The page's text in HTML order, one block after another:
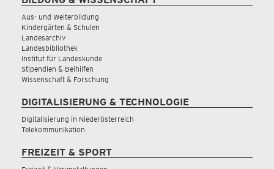
Aus- und Weiterbildung
Kindergärten & Schulen
Landesarchiv
Landesbibliothek
Institut für Landeskunde
Stipendien & Beihilfen
Wissenschaft & Forschung
DIGITALISIERUNG & TECHNOLOGIE
Digitalisierung in Niederösterreich
Telekommunikation
FREIZEIT & SPORT